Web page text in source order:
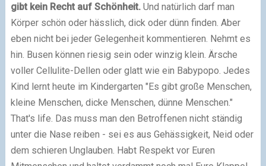
gibt kein Recht auf Schönheit.Und natürlich darf man
Körper schön oder hässlich, dick oder dünn finden. Aber
eben nicht bei jeder Gelegenheit kommentieren. Nehmt es
hin. Busen können riesig sein oder winzig klein. Ärsche
voller Cellulite-Dellen oder glatt wie ein Babypopo. Jedes
Kind lernt heute im Kindergarten "Es gibt große Menschen,
kleine Menschen, dicke Menschen, dünne Menschen."
That's life. Das muss man den Betroffenen nicht ständig
unter die Nase reiben - sei es aus Gehässigkeit, Neid oder
dem schieren Unglauben. Habt Respekt vor Euren